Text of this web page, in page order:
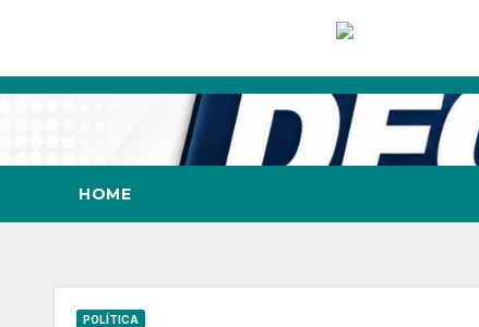
Skip
HOME
POLÍTICA